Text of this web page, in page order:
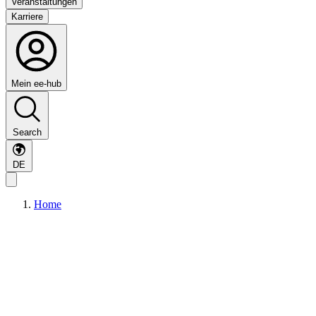
Karriere
Mein ee-hub
Search
DE
Home